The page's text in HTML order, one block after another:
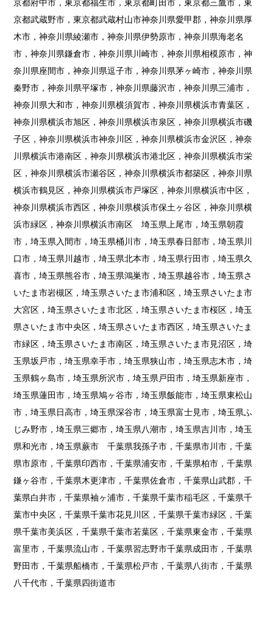
京都府中市，東京都福生市，東京都町田市，東京都三鷹市，東
京都武蔵野市，東京都武蔵村山市神奈川県愛甲郡，神奈川県厚
木市，神奈川県綾瀬市，神奈川県伊勢原市，神奈川県海老名
市，神奈川県鎌倉市，神奈川県川崎市，神奈川県相模原市，神
奈川県座間市，神奈川県逗子市，神奈川県茅ヶ崎市，神奈川県
秦野市，神奈川県平塚市，神奈川県藤沢市，神奈川県三浦市，
神奈川県大和市，神奈川県横須賀市，神奈川県横浜市青葉区，
神奈川県横浜市旭区，神奈川県横浜市泉区，神奈川県横浜市磯
子区，神奈川県横浜市神奈川区，神奈川県横浜市金沢区，神奈
川県横浜市港南区，神奈川県横浜市港北区，神奈川県横浜市栄
区，神奈川県横浜市瀬谷区，神奈川県横浜市都築区，神奈川県
横浜市鶴見区，神奈川県横浜市戸塚区，神奈川県横浜市中区，
神奈川県横浜市西区，神奈川県横浜市保土ヶ谷区，神奈川県横
浜市緑区，神奈川県横浜市南区 埼玉県上尾市，埼玉県朝霞
市，埼玉県入間市，埼玉県桶川市，埼玉県春日部市，埼玉県川
口市，埼玉県川越市，埼玉県北本市，埼玉県行田市，埼玉県久
喜市，埼玉県熊谷市，埼玉県鴻巣市，埼玉県越谷市，埼玉県さ
いたま市岩槻区，埼玉県さいたま市浦和区，埼玉県さいたま市
大宮区，埼玉県さいたま市北区，埼玉県さいたま市桜区，埼玉
県さいたま市中央区，埼玉県さいたま市西区，埼玉県さいたま
市緑区，埼玉県さいたま市南区，埼玉県さいたま市見沼区，埼
玉県坂戸市，埼玉県幸手市，埼玉県狭山市，埼玉県志木市，埼
玉県鶴ヶ島市，埼玉県所沢市，埼玉県戸田市，埼玉県新座市，
埼玉県蓮田市，埼玉県鳩ヶ谷市，埼玉県飯能市，埼玉県東松山
市，埼玉県日高市，埼玉県深谷市，埼玉県富士見市，埼玉県ふ
じみ野市，埼玉県三郷市，埼玉県八潮市，埼玉県吉川市，埼玉
県和光市，埼玉県蕨市 千葉県我孫子市，千葉県市川市，千葉
県市原市，千葉県印西市，千葉県浦安市，千葉県柏市，千葉県
鎌ヶ谷市，千葉県木更津市，千葉県佐倉市，千葉県山武郡，千
葉県白井市，千葉県袖ヶ浦市，千葉県千葉市稲毛区，千葉県千
葉市中央区，千葉県千葉市花見川区，千葉県千葉市緑区，千葉
県千葉市美浜区，千葉県千葉市若葉区，千葉県東金市，千葉県
富里市，千葉県流山市，千葉県習志野市千葉県成田市，千葉県
野田市，千葉県船橋市，千葉県松戸市，千葉県八街市，千葉県
八千代市，千葉県四街道市